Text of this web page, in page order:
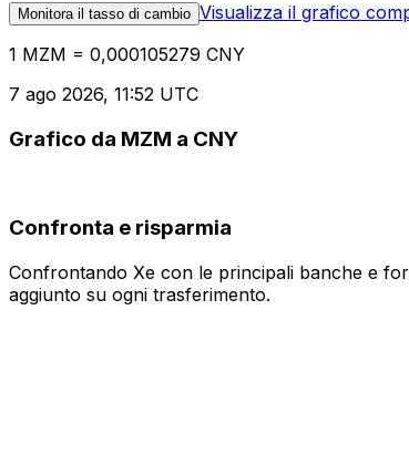
Monitora il tasso di cambio Visualizza il grafico
1 MZM = 0,000105279 CNY
7 ago 2026, 11:52 UTC
Grafico da MZM a CNY
Confronta e risparmia
Confrontando Xe con le principali banche e
aggiunto su ogni trasferimento.